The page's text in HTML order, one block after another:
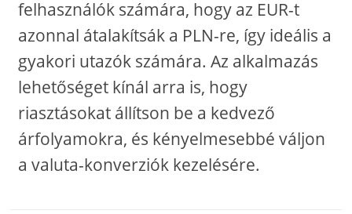
felhasználók számára, hogy az EUR-t
azonnal átalakítsák a PLN-re, így ideális a
gyakori utazók számára. Az alkalmazás
lehetőséget kínál arra is, hogy
riasztásokat állítson be a kedvező
árfolyamokra, és kényelmesebbé váljon
a valuta-konverziók kezelésére.